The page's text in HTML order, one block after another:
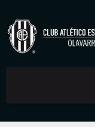
to
content
Disciplinas